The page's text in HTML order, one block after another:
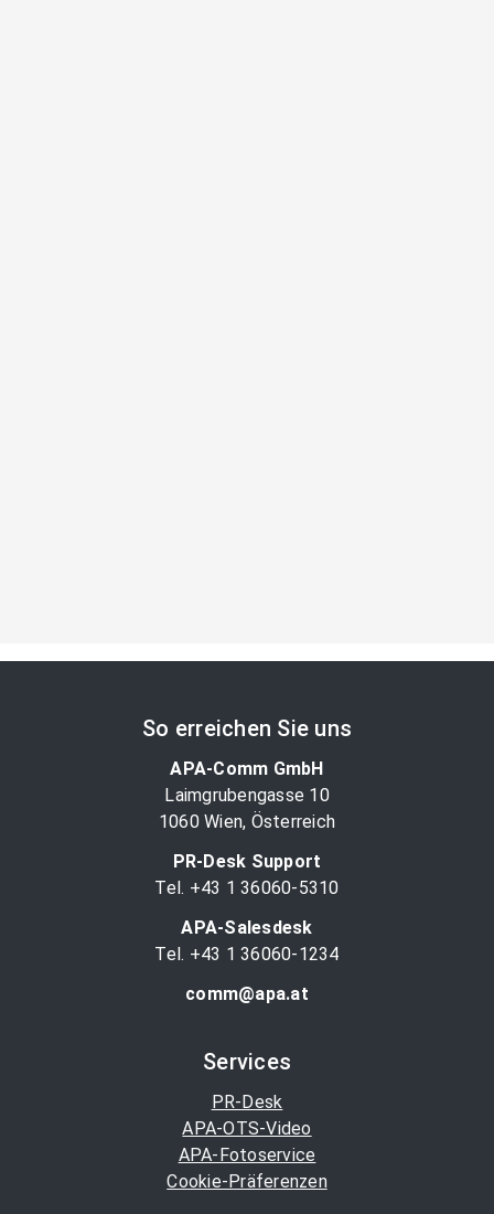
So erreichen Sie uns
APA-Comm GmbH
Laimgrubengasse 10
1060 Wien, Österreich
PR-Desk Support
Tel. +43 1 36060-5310
APA-Salesdesk
Tel. +43 1 36060-1234
comm@apa.at
Services
PR-Desk
APA-OTS-Video
APA-Fotoservice
Cookie-Präferenzen